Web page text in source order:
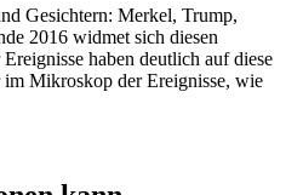
Gesichtern: Merkel, Trump,
2016 widmet sich diesen
haben deutlich auf diese
im Mikroskop der Ereignisse, wie